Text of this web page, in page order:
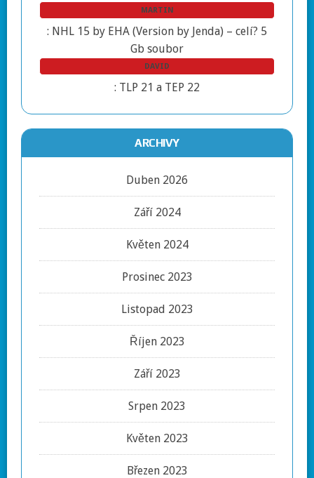
MARTIN
: NHL 15 by EHA (Version by Jenda) – celí? 5
Gb soubor
DAVID
: TLP 21 a TEP 22
ARCHIVY
Duben 2026
Září 2024
Květen 2024
Prosinec 2023
Listopad 2023
Říjen 2023
Září 2023
Srpen 2023
Květen 2023
Březen 2023